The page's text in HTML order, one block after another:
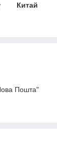
Китай
Пошта"